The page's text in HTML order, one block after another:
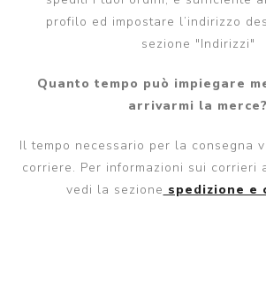
profilo ed impostare l’indirizzo
sezione "Indirizzi"
Quanto tempo può impiegare
arrivarmi la merce?
Il tempo necessario per la consegna
corriere. Per informazioni sui corrieri
vedi la sezione spedizione e